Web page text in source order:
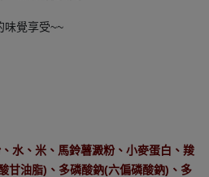
味覺享受~~
水、米、馬鈴薯澱粉、小麥蛋白、羧
甘油脂)、多磷酸鈉(六偏磷酸鈉)、多